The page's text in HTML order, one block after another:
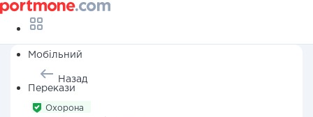
Мобільний
Перекази
Назад
Охорона